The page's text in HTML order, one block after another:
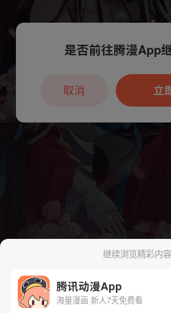
继续浏览精彩内容
腾讯动漫App
海量漫画 新人7天免费看
本章节仅支持App阅读，可
户7天免费看
是否前往腾漫App
立
取消